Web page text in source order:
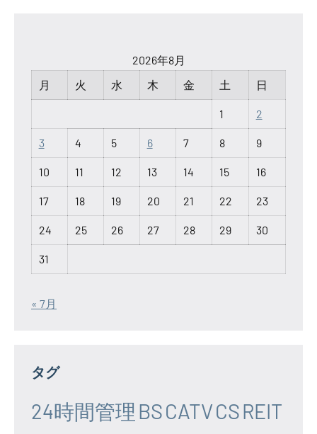
2026年8月
月
火 水 木 金 土 日
1 2
3 4 5 6 7 8 9
10 11 12 13 14 15 16
17 18 19 20 21 22 23
24 25 26 27 28 29 30
31
« 7月
タグ
24時間管理 BSCATVCSREIT